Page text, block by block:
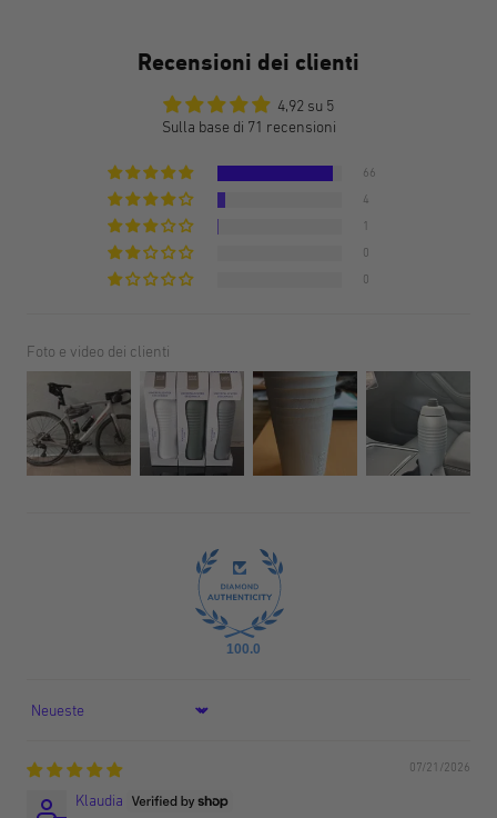
Recensioni dei clienti
4,92 su 5
Sulla base di 71 recensioni
66
4
1
0
0
Foto e video dei clienti
100.0
Sort by
07/21/2026
Klaudia